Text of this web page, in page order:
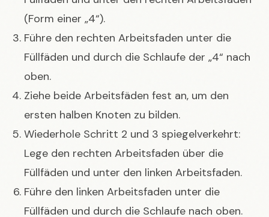
(Form einer „4“).
Führe den rechten Arbeitsfaden unter die
Füllfäden und durch die Schlaufe der „4“ nach
oben.
Ziehe beide Arbeitsfäden fest an, um den
ersten halben Knoten zu bilden.
Wiederhole Schritt 2 und 3 spiegelverkehrt:
Lege den rechten Arbeitsfaden über die
Füllfäden und unter den linken Arbeitsfaden.
Führe den linken Arbeitsfaden unter die
Füllfäden und durch die Schlaufe nach oben.